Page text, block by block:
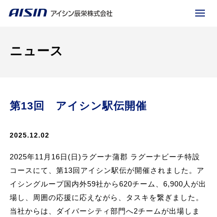
ニュース
第13回 アイシン駅伝開催
2025.12.02
2025年11月16日(日)ラグーナ蒲郡 ラグーナビーチ特設
コースにて、第13回アイシン駅伝が開催されました。ア
イシングループ国内外59社から620チーム、6,900人が出
場し、周囲の応援に応えながら、タスキを繋ぎました。
当社からは、ダイバーシティ部門へ2チームが出場しま